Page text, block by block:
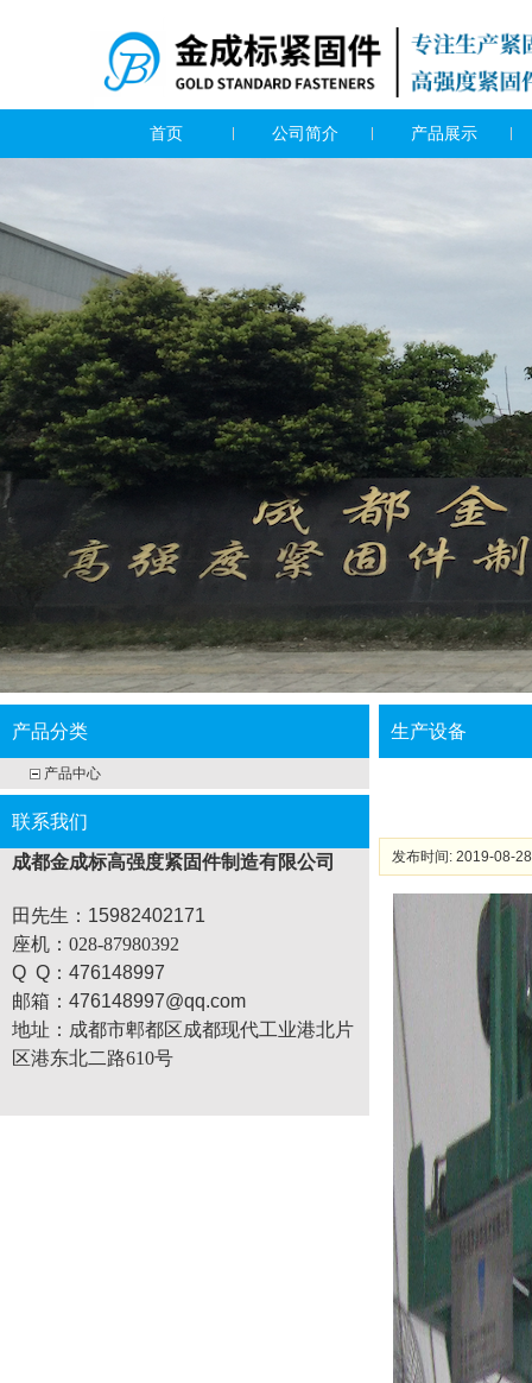
首页 公司简介 产品展示
产品分类
产品中心
联系我们
成都金成标高强度紧固件制造有限公司
田先生：15982402171
座机 ：028-87980392
Q Q：476148997
邮箱：476148997@qq.com
地址： 成都市郫都区成都现代工业港北片
区港东北二路610号
生产设备
发布时间: 2019-08-